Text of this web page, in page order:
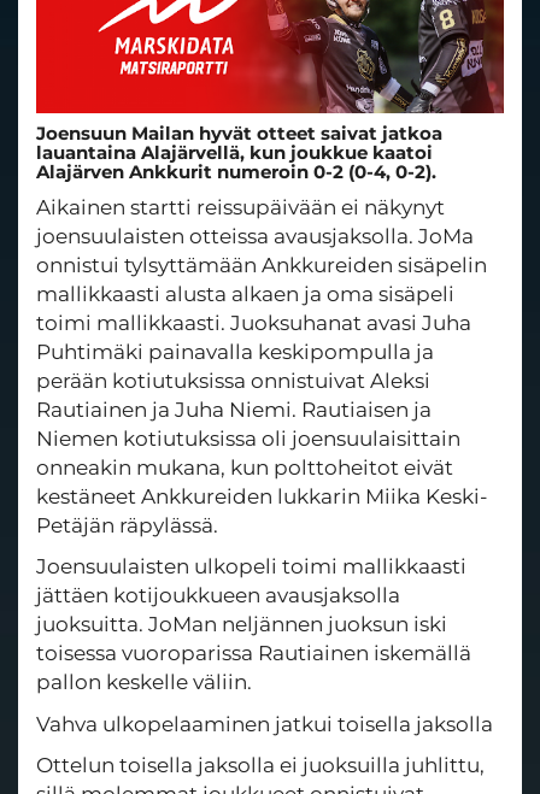
Joensuun Mailan hyvät otteet saivat jatkoa
lauantaina Alajärvellä, kun joukkue kaatoi
Alajärven Ankkurit numeroin 0-2 (0-4, 0-2).
Aikainen startti reissupäivään ei näkynyt
joensuulaisten otteissa avausjaksolla. JoMa
onnistui tylsyttämään Ankkureiden sisäpelin
mallikkaasti alusta alkaen ja oma sisäpeli
toimi mallikkaasti. Juoksuhanat avasi Juha
Puhtimäki painavalla keskipompulla ja
perään kotiutuksissa onnistuivat Aleksi
Rautiainen ja Juha Niemi. Rautiaisen ja
Niemen kotiutuksissa oli joensuulaisittain
onneakin mukana, kun polttoheitot eivät
kestäneet Ankkureiden lukkarin Miika Keski-
Petäjän räpylässä.
Joensuulaisten ulkopeli toimi mallikkaasti
jättäen kotijoukkueen avausjaksolla
juoksuitta. JoMan neljännen juoksun iski
toisessa vuoroparissa Rautiainen iskemällä
pallon keskelle väliin.
Vahva ulkopelaaminen jatkui toisella jaksolla
Ottelun toisella jaksolla ei juoksuilla juhlittu,